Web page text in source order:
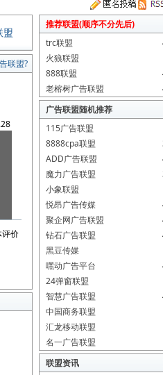
盟
联盟?
评价
推荐联盟(顺序不分先后)
trc联盟
火狼联盟
888联盟
老榕树广告联盟
广告联盟随机推荐
115广告联盟
8888cpa联盟
ADD广告联盟
魔力广告联盟
小象联盟
悦昂广告传媒
聚企网广告联盟
钻石广告联盟
黑豆传媒
嘿动广告平台
24弹窗联盟
智慧广告联盟
中国商务联盟
汇龙移动联盟
名一广告联盟
联盟资讯